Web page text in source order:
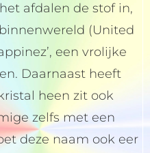
afdalen de stof in,
(United
een vrolijke
Daarnaast heeft
heen zit ook
zelfs met een
deze naam ook eer